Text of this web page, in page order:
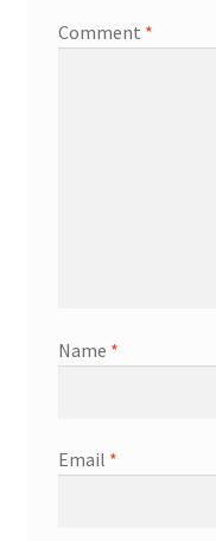
Comment *
Name *
Email *